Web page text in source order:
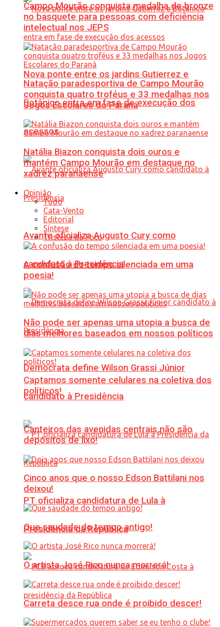
Nova ponte entre os jardins Gutierrez e
Botânico entra em fase de execução dos
acessos
Avante oficializa Augusto Cury como
candidato à Presidência
Democrata define Wilson Grassi Júnior
candidato à Presidência
PT oficializa candidatura de Lula à
Presidência da República
Campo Mourão conquista medalha de bronze
no basquete para pessoas com deficiência
intelectual nos JEPS
Natação paradesportiva de Campo Mourão
conquista quatro troféus e 33 medalhas nos
Jogos Escolares do Paraná
Natália Biazon conquista dois ouros e
mantém Campo Mourão em destaque no
xadrez paranaense
Opinião
Tudo
Cata-Vento
Editorial
Síntese
Tristeza da Foto
A confusão do tempo silenciada em uma
poesia!
Não pode ser apenas uma utopia a busca de
dias melhores baseados em nossos políticos
Captamos somente celulares na coletiva dos
políticos!
Canteiros das avenidas centrais não são
depósitos de lixo!
Cinco anos que o nosso Edson Battilani nos
deixou!
Que saudade do tempo antigo!
O artista José Rico nunca morrerá!
Carreta desce rua onde é proibido descer!